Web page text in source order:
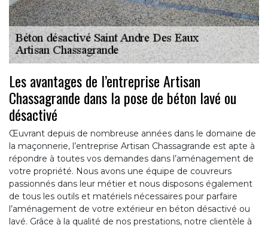
Les avantages de l’entreprise Artisan
Chassagrande dans la pose de béton lavé ou
désactivé
Œuvrant depuis de nombreuse années dans le domaine de
la maçonnerie, l’entreprise Artisan Chassagrande est apte à
répondre à toutes vos demandes dans l’aménagement de
votre propriété. Nous avons une équipe de couvreurs
passionnés dans leur métier et nous disposons également
de tous les outils et matériels nécessaires pour parfaire
l’aménagement de votre extérieur en béton désactivé ou
lavé. Grâce à la qualité de nos prestations, notre clientèle à